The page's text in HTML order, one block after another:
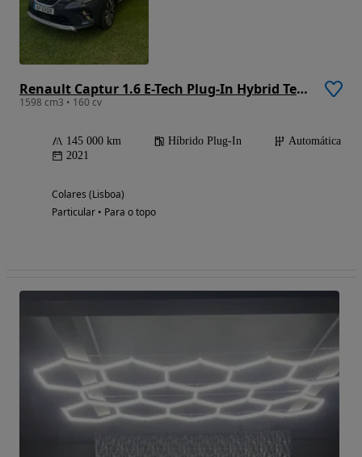
Renault Captur 1.6 E-Tech Plug-In Hybrid Techno
1598 cm3 • 160 cv
145 000 km Híbrido Plug-In
Automática
2021
Colares (Lisboa)
Particular • Para o topo